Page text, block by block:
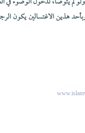
هذين الاغتسالين يكون